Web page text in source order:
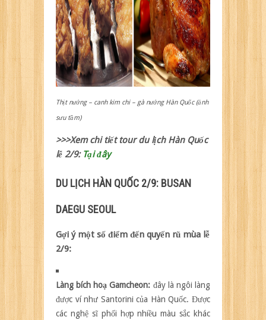
Thịt nướng – canh kim chi – gà nướng Hàn Quốc (ảnh
sưu tầm)
>>>Xem chi tiết tour du lịch Hàn Quốc
lễ 2/9: Tại đây
DU LỊCH HÀN QUỐC 2/9: BUSAN
DAEGU SEOUL
Gợi ý một số điểm đến quyến rũ mùa lễ
2/9:
Làng bích hoạ Gamcheon: đây là ngôi làng
được ví như Santorini của Hàn Quốc. Được
các nghệ sĩ phối hợp nhiều màu sắc khác